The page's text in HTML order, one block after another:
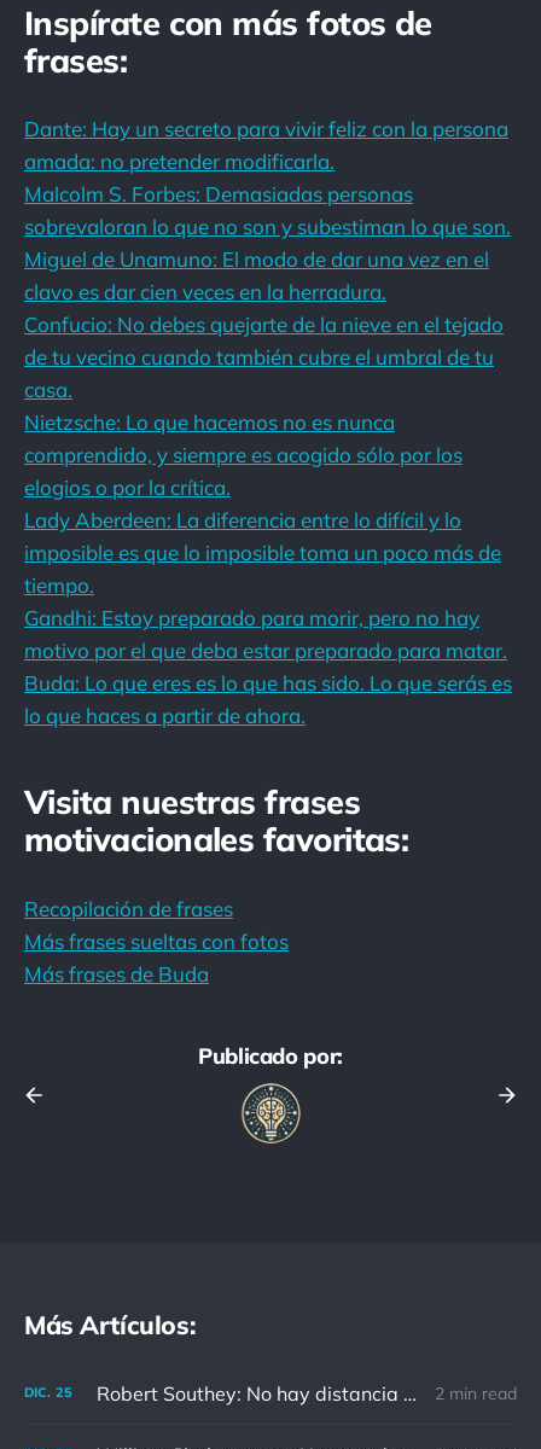
Inspírate con más fotos de
frases:
Dante: Hay un secreto para vivir feliz con la persona
amada: no pretender modificarla.
Malcolm S. Forbes: Demasiadas personas
sobrevaloran lo que no son y subestiman lo que son.
Miguel de Unamuno: El modo de dar una vez en el
clavo es dar cien veces en la herradura.
Confucio: No debes quejarte de la nieve en el tejado
de tu vecino cuando también cubre el umbral de tu
casa.
Nietzsche: Lo que hacemos no es nunca
comprendido, y siempre es acogido sólo por los
elogios o por la crítica.
Lady Aberdeen: La diferencia entre lo difícil y lo
imposible es que lo imposible toma un poco más de
tiempo.
Gandhi: Estoy preparado para morir, pero no hay
motivo por el que deba estar preparado para matar.
Buda: Lo que eres es lo que has sido. Lo que serás es
lo que haces a partir de ahora.
Visita nuestras frases
motivacionales favoritas:
Recopilación de frases
Más frases sueltas con fotos
Más frases de Buda
Publicado por:
Más Artículos:
DIC. 25 Robert Southey: No hay distancia o tiempo que pueda disminuir la amistad de aquellos que están completamente convencidos del valor del otro 2 min read